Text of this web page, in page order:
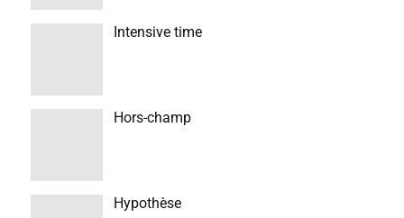
Intensive time
Hors-champ
Hypothèse